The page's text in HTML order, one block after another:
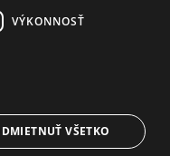
VÝKONNOSŤ
VŠETKO